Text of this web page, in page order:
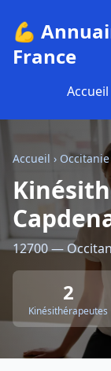
💪
France
Accueil
Accueil › Occitanie
12700 —
2
Kinésithérapeutes